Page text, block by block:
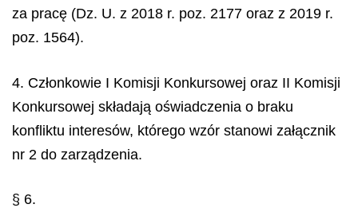
za pracę (Dz. U. z 2018 r. poz. 2177 oraz z 2019 r.
poz. 1564).
4. Członkowie I Komisji Konkursowej oraz II Komisji
Konkursowej składają oświadczenia o braku
konfliktu interesów, którego wzór stanowi załącznik
nr 2 do zarządzenia.
§ 6.